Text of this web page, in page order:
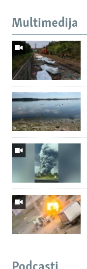
Multimedija